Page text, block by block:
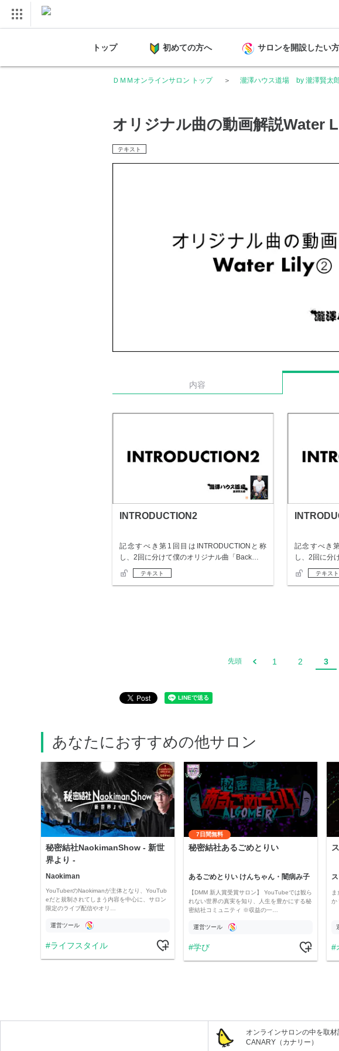
トップ 初めての方へ サロンを開設したい
ＤＭＭオンラインサロン トップ 瀧澤ハウス道場 by 瀧澤賢太
オリジナル曲の動画解説Water
テキスト
内容
INTRODUCTION2
記念すべき第1回目はINTRODUCTIONと称
し、2回に分けて僕のオリジナル曲「Back…
テキスト
記念すべき
し、2回に分
テキスト
先頭 1 2 3
あなたにおすすめの他サロン
秘密結社NaokimanShow - 新世
界より -
Naokiman
YouTuberのNaokimanが主体となり、YouTub
eだと規制されてしまう内容を中心に、サロン
限定のライブ配信やオリ…
運営ツール
ライフスタイル
7日間無料
秘密結社あるごめとりい
あるごめとりい けんちゃん・闇病み子
【DMM 新人賞受賞サロン】 YouTubeでは観ら
れない世界の真実を知り、人生を豊かにする秘
密結社コミュニティ ※収益の一…
運営ツール
学び
か
オンラインサロンの中を取
CANARY（カナリー）